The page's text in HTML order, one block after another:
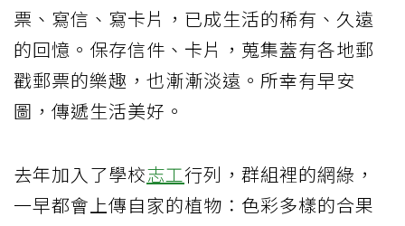
票、寫信、寫卡片，已成生活的稀有、久遠
的回憶。保存信件、卡片，蒐集蓋有各地郵
戳郵票的樂趣，也漸漸淡遠。所幸有早安
圖，傳遞生活美好。
去年加入了學校志工行列，群組裡的網綠，
一早都會上傳自家的植物：色彩多樣的合果